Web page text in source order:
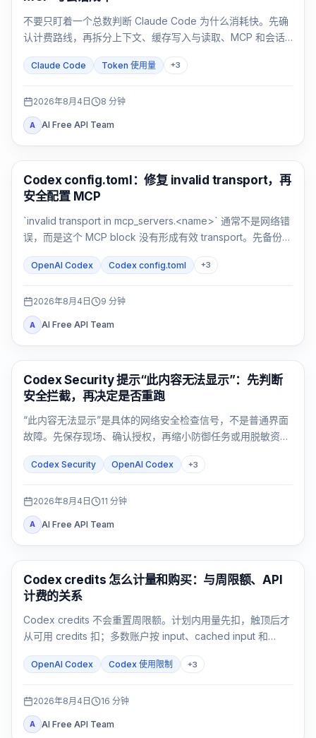
不要只盯着一个总数判断 Claude Code 为什么消耗快。先确
认计费路线，再拆分上下文、缓存写入与读取、MCP 和会话
Claude Code Token 使用量 +3
2026年8月4日 8 分钟
A AI Free API Team
AI 开发工具
Codex config.toml：修复 invalid transport，再
安全配置 MCP
`invalid transport in mcp_servers.<name>` 通常不是网络错
误，而是这个 MCP block 没有形成有效 transport。先备份，
OpenAI Codex Codex config.toml +3
2026年8月4日 9 分钟
A AI Free API Team
OpenAI Codex
Codex Security 提示“此内容无法显示”：先判断
安全拦截，再决定是否重跑
“此内容无法显示”是具体的网络安全检查信号，不是普通界面
故障。先保存现场、确认授权，再缩小防御任务或用脱敏资料
Codex Security OpenAI Codex +3
2026年8月4日 11 分钟
A AI Free API Team
AI Development Tools
Codex credits 怎么计量和购买：与周限额、API
计费的关系
Codex credits 不会重置周限额。计划内用量先扣，触顶后才
从可用 credits 扣；多数账户按 input、cached input 和
OpenAI Codex Codex 使用限制 +3
2026年8月4日 16 分钟
A AI Free API Team